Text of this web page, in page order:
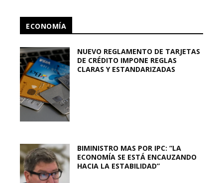
ECONOMÍA
NUEVO REGLAMENTO DE TARJETAS
DE CRÉDITO IMPONE REGLAS
CLARAS Y ESTANDARIZADAS
BIMINISTRO MAS POR IPC: “LA
ECONOMÍA SE ESTÁ ENCAUZANDO
HACIA LA ESTABILIDAD”